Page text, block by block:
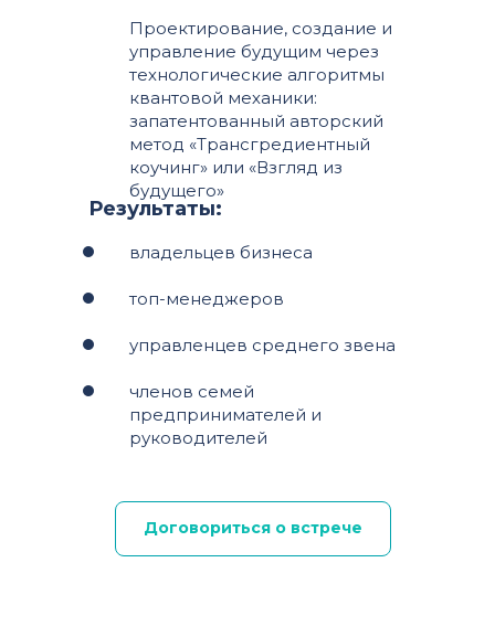
Договориться о встрече
Проектирование, создание и
управление будущим через
технологические алгоритмы
квантовой механики:
запатентованный авторский
метод «Трансгредиентный
коучинг» или «Взгляд из
будущего»
владельцев бизнеса
топ-менеджеров
управленцев среднего звена
членов семей
предпринимателей и
руководителей
Результаты: